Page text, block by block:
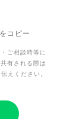
コピー
ご相談時等に
有される際は
えください。